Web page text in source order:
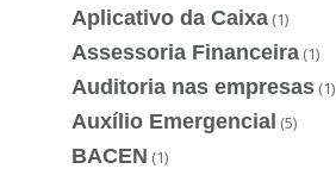
Aplicativo da Caixa (1)
Assessoria Financeira (1)
Auditoria nas empresas (1)
Auxílio Emergencial (5)
BACEN (1)